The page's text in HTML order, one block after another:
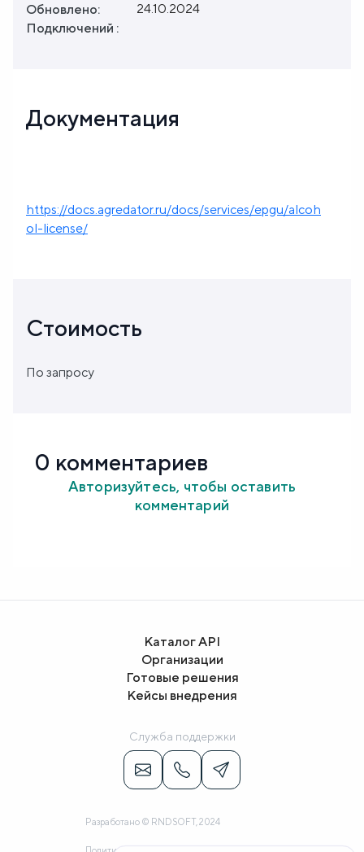
Обновлено:
24.10.2024
Подключений :
Документация
https://docs.agredator.ru/docs/services/epgu/alcoh
ol-license/
Стоимость
По запросу
0 комментариев
Авторизуйтесь, чтобы оставить
комментарий
Каталог API
Организации
Готовые решения
Кейсы внедрения
Служба поддержки
Разработано © RNDSOFT, 2024